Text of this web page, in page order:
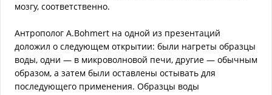
мозгу, соответственно.
Антрополог A.Bohmert на одной из презентаций
доложил о следующем открытии: были нагреты образцы
воды, одни — в микроволновой печи, другие — обычным
образом, а затем были оставлены остывать для
последующего применения. Образцы воды